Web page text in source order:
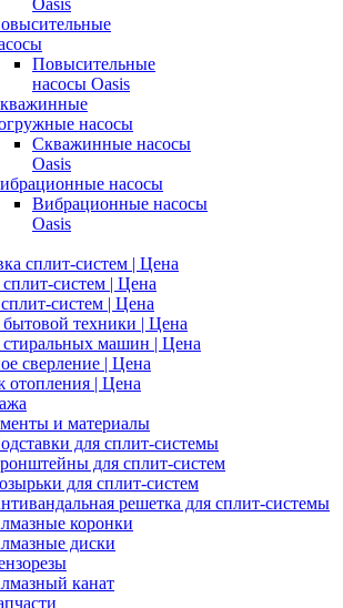
Oasis
Повысительные
насосы Oasis
насосы
Скважинные насосы
Oasis
насосы
Вибрационные насосы
Oasis
сплит-систем | Цена
систем | Цена
систем | Цена
техники | Цена
стиральных машин | Цена
сверление | Цена
отопления | Цена
и материалы
для сплит-системы
для сплит-систем
для сплит-систем
решетка для сплит-системы
коронки
диски
канат